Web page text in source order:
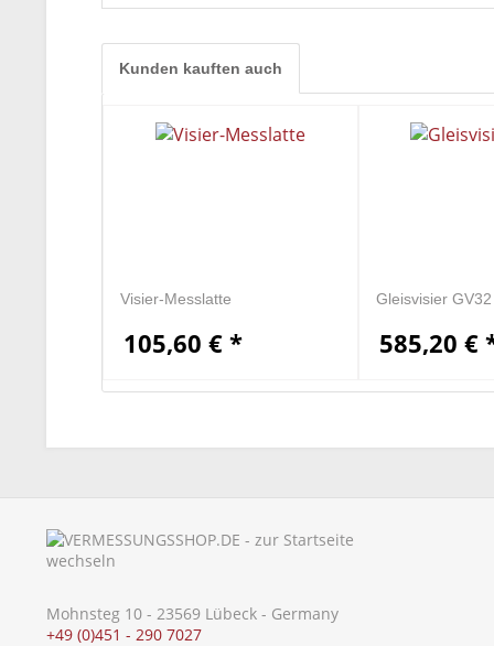
Kunden kauften auch
Visier-Messlatte
105,60 € *
Gleisvisier GV32
585,20 €
Mohnsteg 10 - 23569 Lübeck - Germany
+49 (0)451 - 290 7027